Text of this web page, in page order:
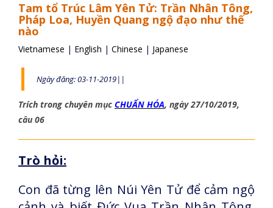
Tam tổ Trúc Lâm Yên Tử: Trần Nhân Tông,
Pháp Loa, Huyền Quang ngộ đạo như thế
nào
Vietnamese | English | Chinese | Japanese
Ngày đăng: 03-11-2019||
Trích trong chuyên mục CHUẨN HÓA, ngày 27/10/2019,
câu 06
Trò hỏi:
Con đã từng lên Núi Yên Tử để cảm ngộ